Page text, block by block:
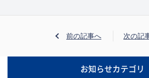
前の記事へ 次の記
お知らせカテゴリ